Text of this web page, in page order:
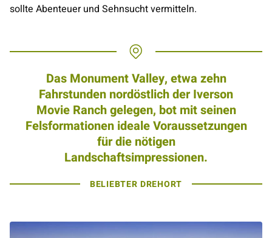
sollte Abenteuer und Sehnsucht vermitteln.
Das Monument Valley, etwa zehn
Fahrstunden nordöstlich der Iverson
Movie Ranch gelegen, bot mit seinen
Felsformationen ideale Voraussetzungen
für die nötigen
Landschaftsimpressionen.
BELIEBTER DREHORT